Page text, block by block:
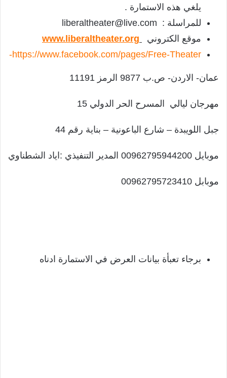
يلغي هذه الاستمارة .
للمراسلة : liberaltheater@live.com
موقع الكتروني
www.liberaltheater.org
https://www.facebook.com/pages/Free-Theater-
عمان- الاردن- ص.ب 9877 الرمز 11191
مهرجان ليالي المسرح الحر الدولي 15
جبل اللويبدة – شارع الباعونية – بناية رقم 44
موبايل 00962795944200 المدير التنفيذي :اياد الشطناوي
موبابل 00962795723410
برجاء تعبأة بيانات العرض في الاستمارة ادناه